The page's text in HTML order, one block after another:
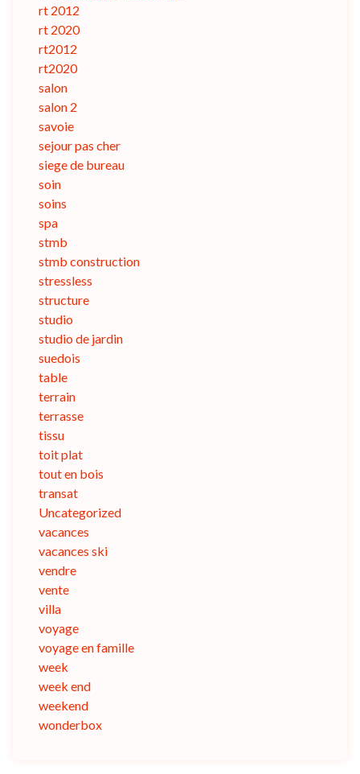
rt 2012
rt 2020
rt2012
rt2020
salon
salon 2
savoie
sejour pas cher
siege de bureau
soin
soins
spa
stmb
stmb construction
stressless
structure
studio
studio de jardin
suedois
table
terrain
terrasse
tissu
toit plat
tout en bois
transat
Uncategorized
vacances
vacances ski
vendre
vente
villa
voyage
voyage en famille
week
week end
weekend
wonderbox